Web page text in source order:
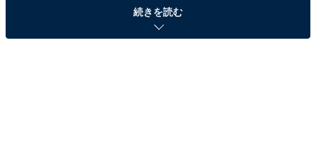
地」ランキングの結果をご紹介します。
続きを読む